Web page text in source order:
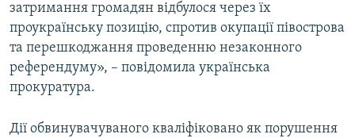
затримання громадян відбулося через їх
проукраїнську позицію, спротив окупації півострова
та перешкоджання проведенню незаконного
референдуму», – повідомила українська
прокуратура.
Дії обвинувачуваного кваліфіковано як порушення